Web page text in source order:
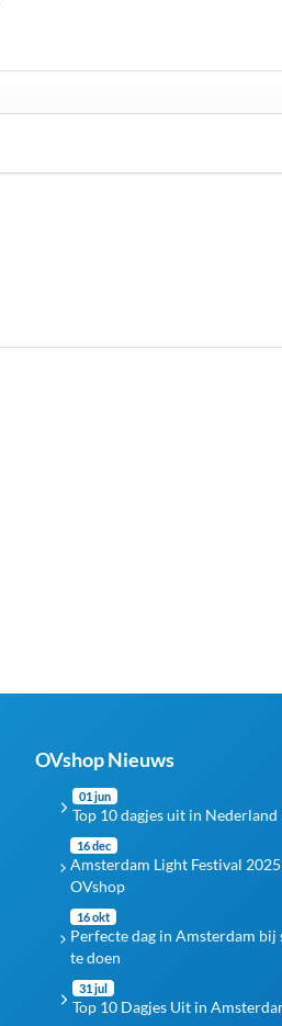
OVshop Nieuws
01 jun
Top 10 dagjes uit in
16 dec
Amsterdam Light Festival
OVshop
16 okt
Perfecte dag in Amsterdam
te doen
31 jul
Top 10 Dagjes Uit in